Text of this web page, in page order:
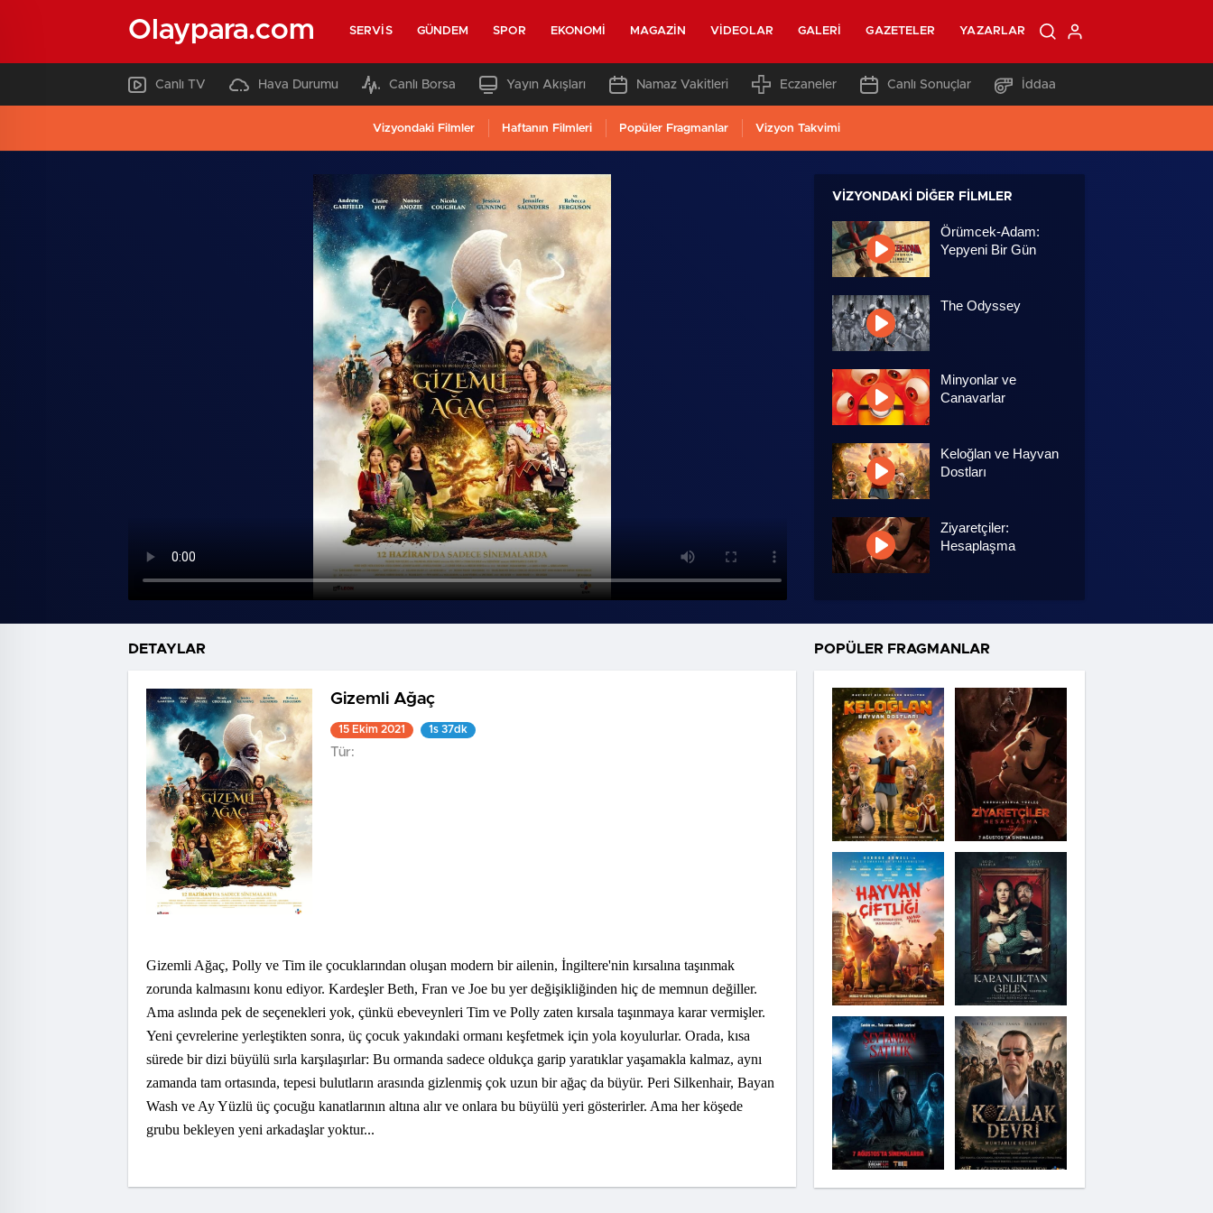
Olaypara.com SERVIS GÜNDEM SPOR EKONOMI MAGAZIN VIDEOLAR GALERI GAZETELER YAZARLAR
Canlı TV Hava Durumu Canlı Borsa Yayın Akışları Namaz Vakitleri Eczaneler Canlı Sonuçlar İddaa
Vizyondaki Filmler Haftanın Filmleri Popüler Fragmanlar Vizyon Takvimi
VIZYONDAKI DIĞER FILMLER
Örümcek-Adam:
Yepyeni Bir Gün
The Odyssey
Minyonlar ve
Canavarlar
Keloğlan ve Hayvan
Dostları
Ziyaretçiler:
Hesaplaşma
Hayvan Çiftliği
Karanlıktan Gelen
Şeytandan Satılık
Moana
Kozalak Devri
DETAYLAR
Gizemli Ağaç
15 Ekim 2021 1s 37dk
Tür:
Gizemli Ağaç, Polly ve Tim ile çocuklarından oluşan modern bir ailenin, İngiltere'nin kırsalına taşınmak
zorunda kalmasını konu ediyor. Kardeşler Beth, Fran ve Joe bu yer değişikliğinden hiç de memnun değiller.
Ama aslında pek de seçenekleri yok, çünkü ebeveynleri Tim ve Polly zaten kırsala taşınmaya karar vermişler.
Yeni çevrelerine yerleştikten sonra, üç çocuk yakındaki ormanı keşfetmek için yola koyulurlar. Orada, kısa
sürede bir dizi büyülü sırla karşılaşırlar: Bu ormanda sadece oldukça garip yaratıklar yaşamakla kalmaz, aynı
zamanda tam ortasında, tepesi bulutların arasında gizlenmiş çok uzun bir ağaç da büyür. Peri Silkenhair, Bayan
Wash ve Ay Yüzlü üç çocuğu kanatlarının altına alır ve onlara bu büyülü yeri gösterirler. Ama her köşede
grubu bekleyen yeni arkadaşlar yoktur...
POPÜLER FRAGMANLAR